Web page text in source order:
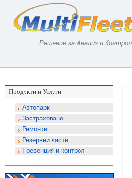
Решение за Анализ и Контрол
Продукти и Услуги
Автопарк
Застраховане
Ремонти
Резервни части
Превенция и контрол